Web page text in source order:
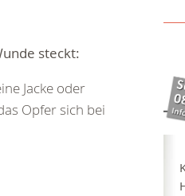
steckt:
Jacke oder
Opfer sich bei